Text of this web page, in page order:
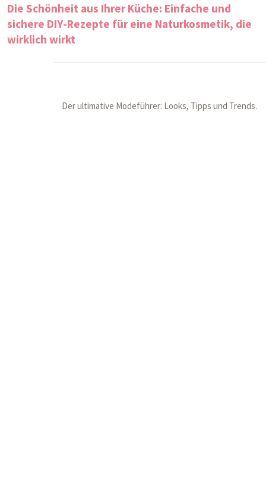
Die Schönheit aus Ihrer Küche: Einfache und
sichere DIY-Rezepte für eine Naturkosmetik, die
wirklich wirkt
Der ultimative Modeführer: Looks, Tipps und Trends.